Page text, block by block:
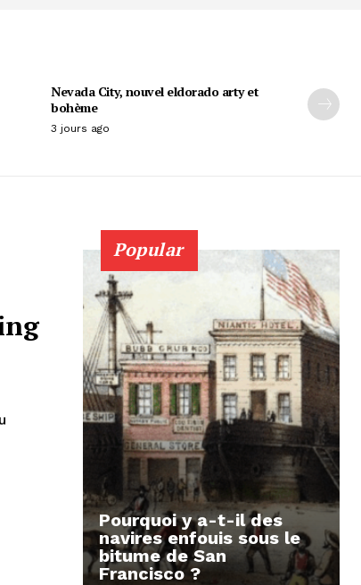
Nevada City, nouvel eldorado arty et
bohème
3 jours ago
Popular
Pourquoi y a-t-il des
navires enfouis sous le
bitume de San
Francisco ?